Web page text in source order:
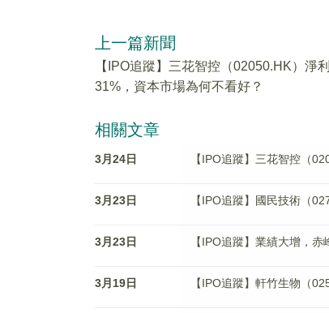
上一篇新聞
【IPO追蹤】三花智控（02050.HK）淨
31%，資本市場為何不看好？
相關文章
3月24日 【IPO追蹤】三花智控（
3月23日 【IPO追蹤】國民技術（
3月23日 【IPO追蹤】業績大增，
3月19日 【IPO追蹤】軒竹生物（